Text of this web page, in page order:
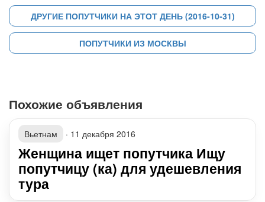
ДРУГИЕ ПОПУТЧИКИ НА ЭТОТ ДЕНЬ (2016-10-31)
ПОПУТЧИКИ ИЗ МОСКВЫ
Похожие объявления
Вьетнам · 11 декабря 2016
Женщина ищет попутчика Ищу
попутчицу (ка) для удешевления
тура